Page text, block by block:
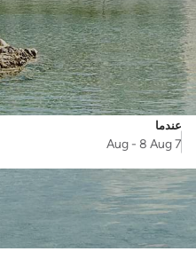
عندما
SelectDate
7 Aug
- 8 Aug